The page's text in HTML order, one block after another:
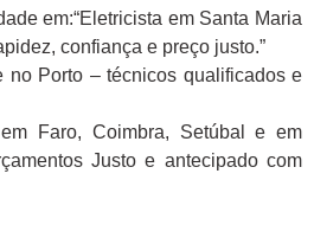
em:“Eletricista em Santa Maria
confiança e preço justo.”
no Porto – técnicos qualificados e
Faro, Coimbra, Setúbal e em
Justo e antecipado com